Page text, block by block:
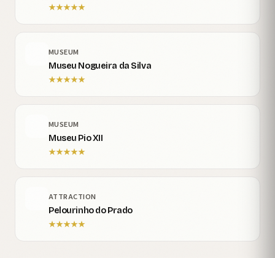
★★★★★
MUSEUM
Museu Nogueira da Silva
★★★★★
MUSEUM
Museu Pio XII
★★★★★
ATTRACTION
Pelourinho do Prado
★★★★★